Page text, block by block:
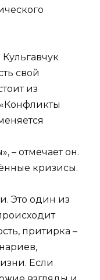
свой
из
– отмечает он.
кризисы.
Это один из
притирка –
Если